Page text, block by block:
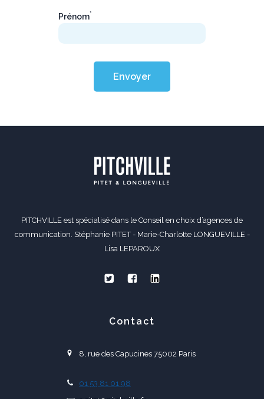
Prénom*
Envoyer
PITCHVILLE est spécialisé dans le Conseil en choix d’agences de
communication. Stéphanie PITET - Marie-Charlotte LONGUEVILLE -
Lisa LEPAROUX
Contact
8, rue des Capucines 75002 Paris
01 53 81 01 98